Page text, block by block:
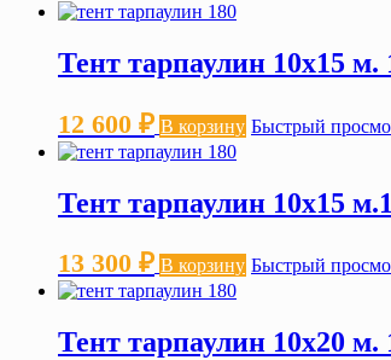
Тент тарпаулин 10х15
12 600 ₽ В корзину Быстрый
Тент тарпаулин 10х15
13 300 ₽ В корзину Быстрый
Тент тарпаулин 10х20